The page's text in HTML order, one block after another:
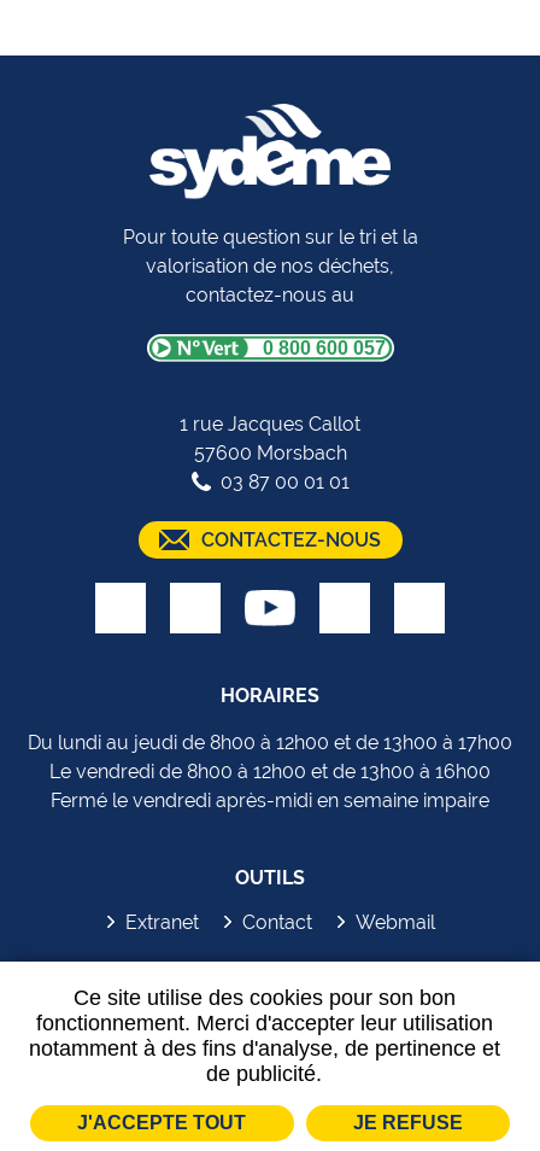
Ce site utilise des cookies pour son bon
fonctionnement. Merci d'accepter leur utilisation
notamment à des fins d'analyse, de pertinence et
de publicité.
J'ACCEPTE TOUT JE REFUSE
Pour toute question sur le tri et la
valorisation de nos déchets,
contactez-nous au
0 800 600 057
1 rue Jacques Callot
57600 Morsbach
03 87 00 01 01
CONTACTEZ-NOUS
HORAIRES
Du lundi au jeudi de 8h00 à 12h00 et de 13h00 à 17h00
Le vendredi de 8h00 à 12h00 et de 13h00 à 16h00
Fermé le vendredi après-midi en semaine impaire
OUTILS
Extranet
Contact Webmail
SYDEM'APP
Plan de site Mentions légales Partenaires